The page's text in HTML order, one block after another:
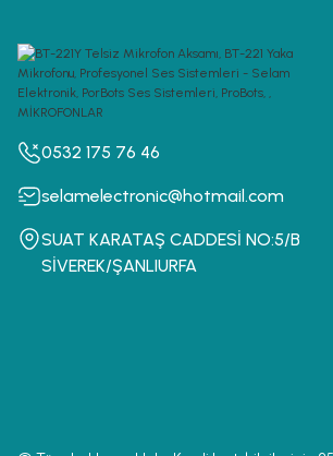
0532 175 76 46
selamelectronic@hotmail.com
SUAT KARATAŞ CADDESİ NO:5/B
SİVEREK/ŞANLIURFA